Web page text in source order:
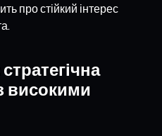
про стійкий інтерес
високими